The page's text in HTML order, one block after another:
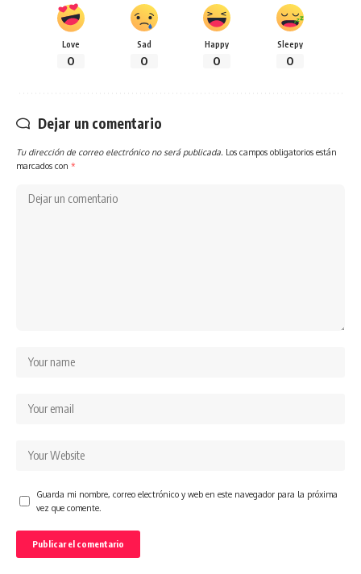
Love
0
Sad
0
Happy
0
Sleepy
0
Dejar un comentario
Tu dirección de correo electrónico no será publicada. Los campos obligatorios están
marcados con *
Guarda mi nombre, correo electrónico y web en este navegador para la próxima
vez que comente.